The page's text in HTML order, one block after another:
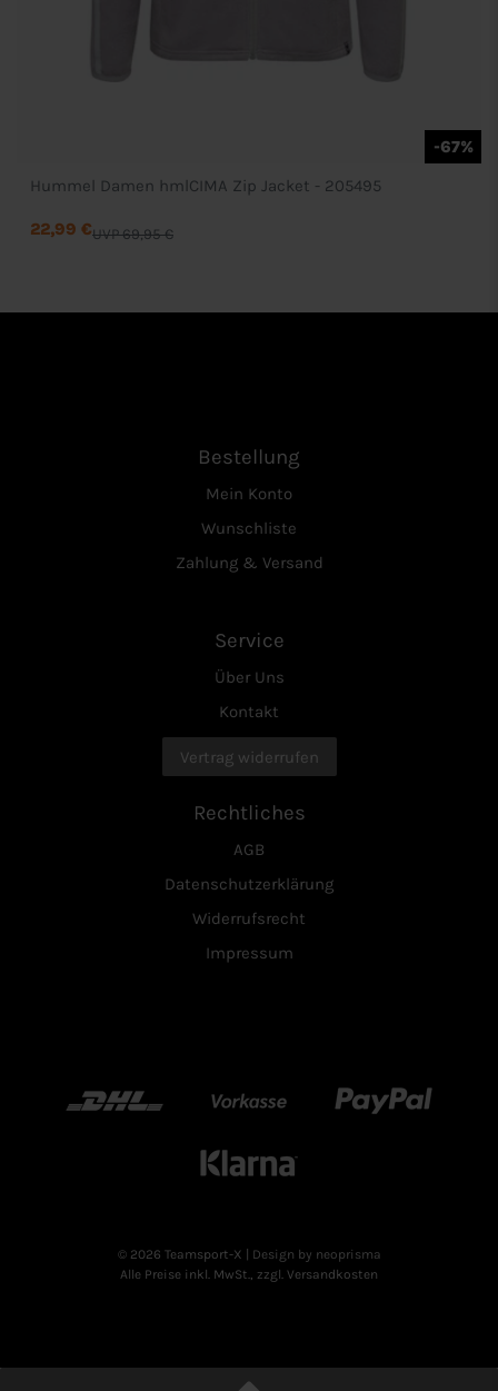
-67%
Hummel Damen hmlCIMA Zip Jacket - 205495
UVP 69,95 €
22,99 €
Bestellung
Mein Konto
Wunschliste
Zahlung & Versand
Service
Über Uns
Kontakt
Vertrag widerrufen
Rechtliches
AGB
Datenschutzerklärung
Widerrufsrecht
Impressum
DHL Vorkasse Paypal
Klarn
© 2026 Teamsport-X
| Design by neoprisma
Alle Preise inkl. MwSt., zzgl. Versandkosten